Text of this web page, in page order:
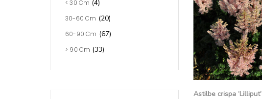
< 30 Cm (4)
30-60 Cm (20)
60-90 Cm (67)
> 90 Cm (33)
Astilbe crispa ‘Lilliput’